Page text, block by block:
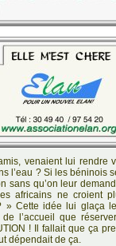
venaient lui rendre
l’eau ? Si les béninois
sans qu’on leur
africains ne croient
» Cette idée lui glaça
de l’accueil que
! Il fallait que ça
dépendait de ça.